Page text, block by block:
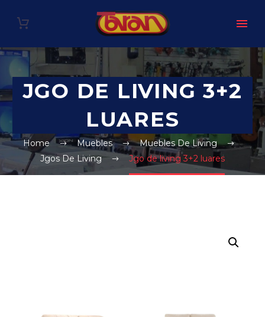
JGO DE LIVING 3+2
LUARES
Home Muebles
Muebles De Living
Jgos De Living
Jgo de living 3+2 luares